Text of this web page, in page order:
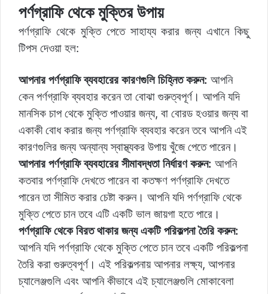
পর্ণগ্রাফি থেকে মুক্তির উপায়
পর্ণগ্রাফি থেকে মুক্তি পেতে সাহায্য করার জন্য এখানে কিছু
টিপস দেওয়া হল:
আপনার পর্ণগ্রাফি ব্যবহারের কারণগুলি চিহ্নিত করুন: আপনি
কেন পর্ণগ্রাফি ব্যবহার করেন তা বোঝা গুরুত্বপূর্ণ। আপনি যদি
মানসিক চাপ থেকে মুক্তি পাওয়ার জন্য, বা বোরড হওয়ার জন্য বা
একাকী বোধ করার জন্য পর্ণগ্রাফি ব্যবহার করেন তবে আপনি এই
কারণগুলির জন্য অন্যান্য স্বাস্থ্যকর উপায় খুঁজে পেতে পারেন।
আপনার পর্ণগ্রাফি ব্যবহারের সীমাবদ্ধতা নির্ধারণ করুন: আপনি
কতবার পর্ণগ্রাফি দেখতে পারেন বা কতক্ষণ পর্ণগ্রাফি দেখতে
পারেন তা সীমিত করার চেষ্টা করুন। আপনি যদি পর্ণগ্রাফি থেকে
মুক্তি পেতে চান তবে এটি একটি ভাল জায়গা হতে পারে।
পর্ণগ্রাফি থেকে বিরত থাকার জন্য একটি পরিকল্পনা তৈরি করুন:
আপনি যদি পর্ণগ্রাফি থেকে মুক্তি পেতে চান তবে একটি পরিকল্পনা
তৈরি করা গুরুত্বপূর্ণ। এই পরিকল্পনায় আপনার লক্ষ্য, আপনার
চ্যালেঞ্জগুলি এবং আপনি কীভাবে এই চ্যালেঞ্জগুলি মোকাবেলা